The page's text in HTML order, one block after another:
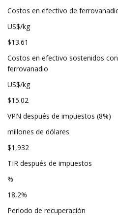
Costos en efectivo de
US$/kg
$13.61
Costos en efectivo sostenidos
ferrovanadio
US$/kg
$15.02
VPN después de impuestos (8%)
millones de dólares
$1,932
TIR después de impuestos
%
18,2%
Periodo de recuperación